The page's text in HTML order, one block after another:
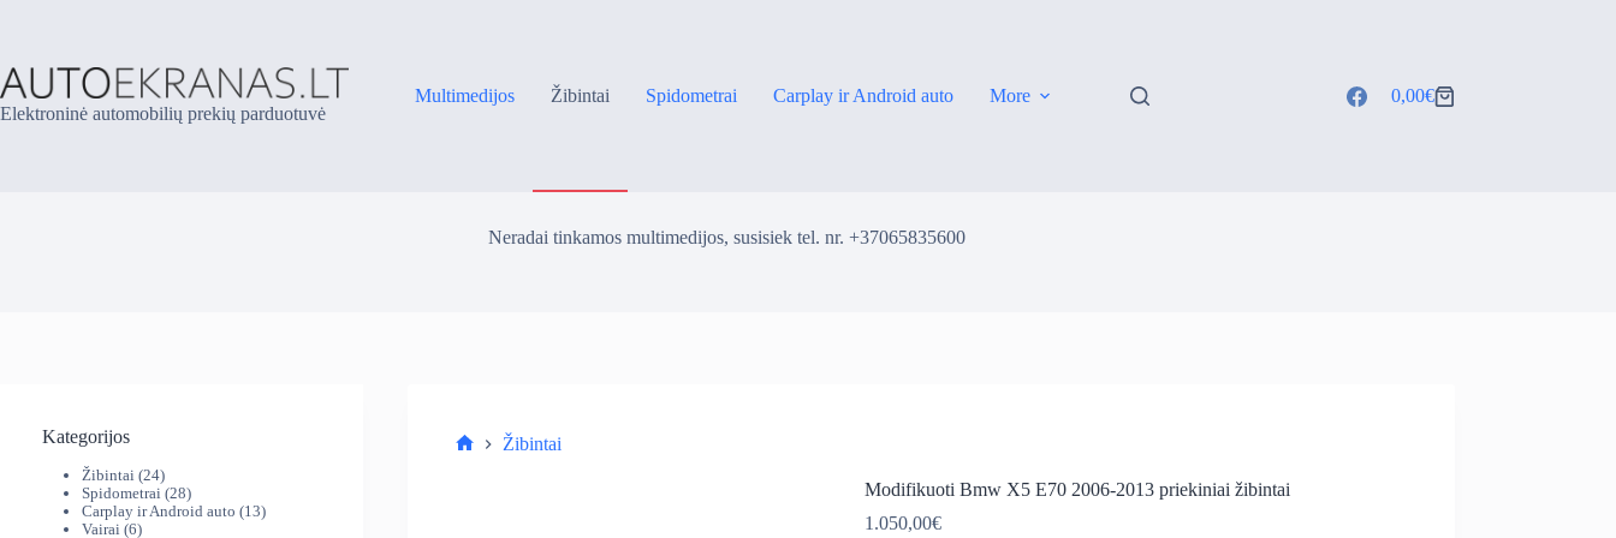
Elektroninė automobilių prekių parduotuvė
Multimedijos Žibintai Spidometrai Carplay ir Android auto More
Shopping
0,00€
Neradai tinkamos multimedijos, susisiek tel. nr. +37065835600
Žibintai
Modifikuoti Bmw X5 E70 2006-2013 priekiniai žibintai
1.050,00€
Kategorijos
Žibintai 2424
produktai
Spidometrai 2828
produktai
Carplay ir Android auto 1313
Vairai 66